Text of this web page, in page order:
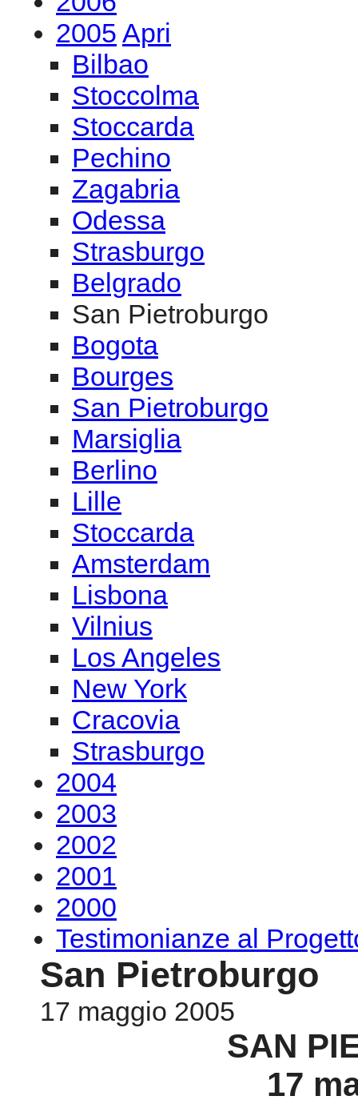
2005 Apri
Bilbao
Stoccolma
Stoccarda
Pechino
Zagabria
Odessa
Strasburgo
Belgrado
San Pietroburgo
Bogota
Bourges
San Pietroburgo
Marsiglia
Berlino
Lille
Stoccarda
Amsterdam
Lisbona
Vilnius
Los Angeles
New York
Cracovia
Strasburgo
2004
2003
2002
2001
2000
Testimonianze al
San Pietroburgo
17 maggio 2005
SAN
17